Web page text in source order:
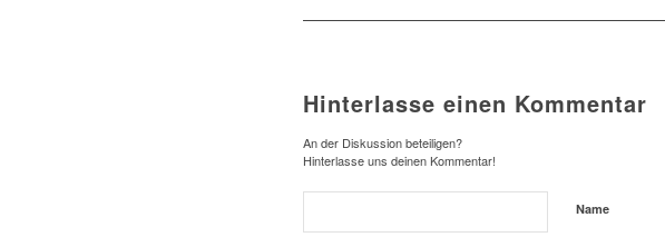
Hinterlasse einen Kommentar
An der Diskussion beteiligen?
Hinterlasse uns deinen Kommentar!
Name